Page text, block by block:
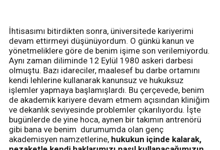
İhtisasımı bitirdikten sonra, üniversitede kariyerimi
devam ettirmeyi düşünüyordum. O günkü kanun ve
yönetmeliklere göre de benim işime son verilemiyordu.
Aynı zaman diliminde 12 Eylül 1980 askeri darbesi
olmuştu. Bazı idareciler, maalesef bu darbe ortamını
kendi lehlerine kullanarak kanunsuz ve hukuksuz
işlemler yapmaya başlamışlardı. Bu çerçevede, benim
de akademik kariyere devam etmem açısından kliniğim
ve dekanlık seviyesinde problemler çıkarılıyordu. İşte
bugünlerde de yine hoca, aynen bir takımın antrenörü
gibi bana ve benim durumumda olan genç
akademisyen namzetlerine, hukukun içinde kalarak,